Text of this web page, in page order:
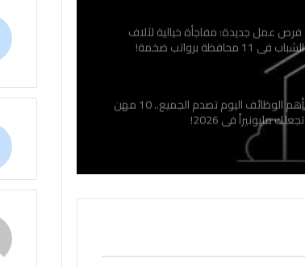
فرص عمل جديدة: مفاجأة خيالية لآلاف
الشباب في 11 محافظة برواتب ضخمة!
أهم الوظائف اليوم تصدم الجميع.. 10 مهن
تجعلك مليونيراً في 2026!